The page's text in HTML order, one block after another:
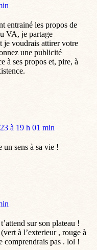
entrainé les propos de
VA, je partage
je voudrais attirer votre
une publicité
à ses propos et, pire, à
à 19 h 01 min
sens à sa vie !
sur son plateau !
à l’exterieur , rouge à
comprendrais pas . lol !